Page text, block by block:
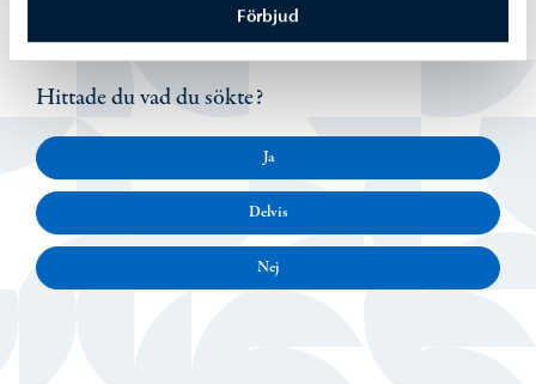
Förbjud
Hittade du vad du sökte?
Ja
Delvis
Nej